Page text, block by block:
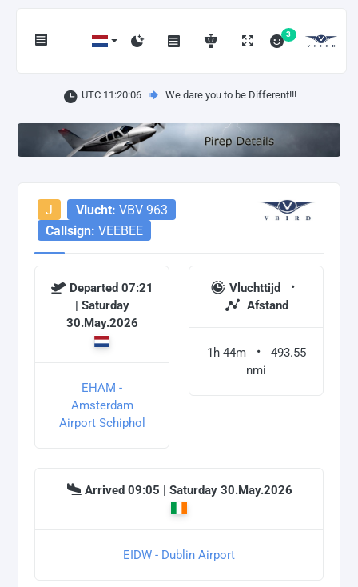
3
UTC 11:20:06 We dare you to be Different!!!
J Vlucht: VBV 963
Callsign: VEEBEE
Departed 07:21
| Saturday
30.May.2026
EHAM -
Amsterdam
Airport Schiphol
Vluchttijd
Afstand
1h 44m
493.55
nmi
Arrived 09:05 | Saturday 30.May.2026
EIDW - Dublin Airport